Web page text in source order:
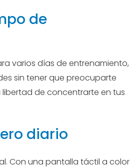
de
varios días de entrenamiento,
sin tener que preocuparte
de concentrarte en tus
diario
Con una pantalla táctil a color